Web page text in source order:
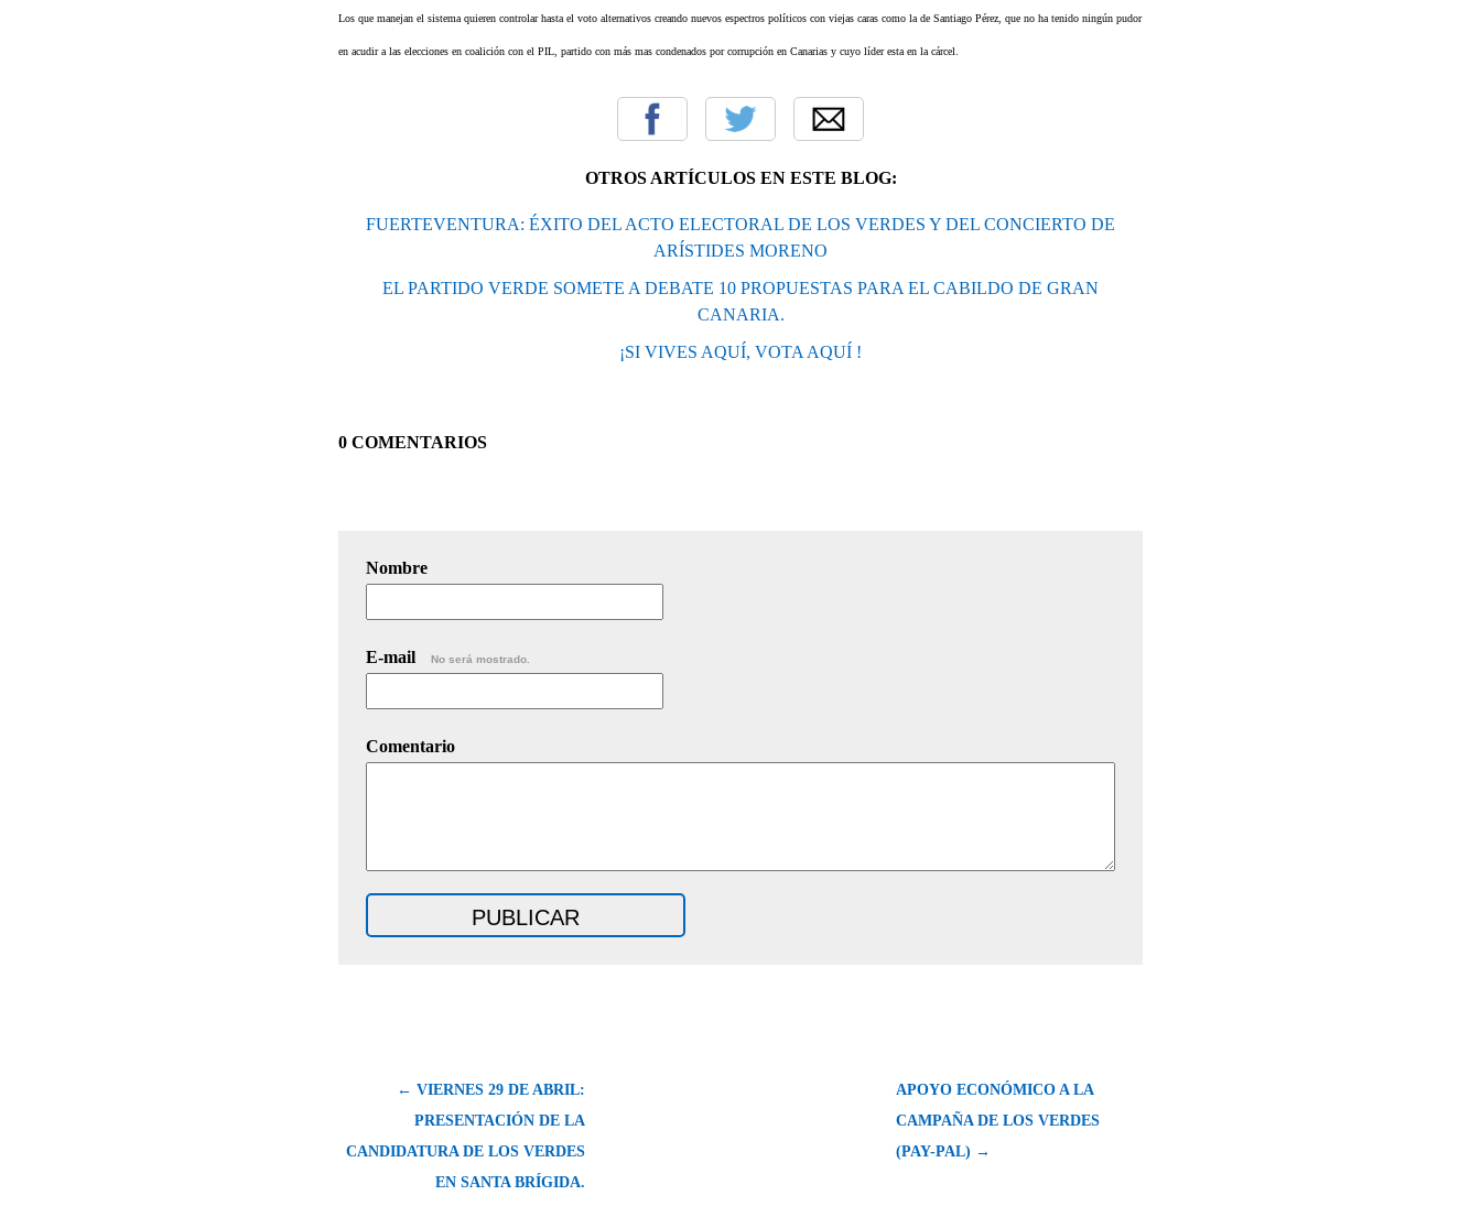
Los que manejan el sistema quieren controlar hasta el voto alternativos creando nuevos espectros políticos con viejas caras como la de Santiago Pérez, que no ha tenido ningún pudor
en acudir a las elecciones en coalición con el PIL, partido con más mas condenados por corrupción en Canarias y cuyo líder esta en la cárcel.
OTROS ARTÍCULOS EN ESTE BLOG:
FUERTEVENTURA: ÉXITO DEL ACTO ELECTORAL DE LOS VERDES Y DEL CONCIERTO DE
ARÍSTIDES MORENO
EL PARTIDO VERDE SOMETE A DEBATE 10 PROPUESTAS PARA EL CABILDO DE GRAN
CANARIA.
¡SI VIVES AQUÍ, VOTA AQUÍ !
0 COMENTARIOS
Nombre
E-mail No será mostrado.
Comentario
← VIERNES 29 DE ABRIL:
PRESENTACIÓN DE LA
CANDIDATURA DE LOS VERDES
EN SANTA BRÍGIDA.
APOYO ECONÓMICO A LA
CAMPAÑA DE LOS VERDES
(PAY-PAL) →